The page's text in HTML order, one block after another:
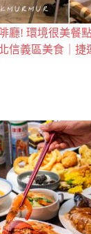
廳! 環境很美餐
信義區美食｜捷